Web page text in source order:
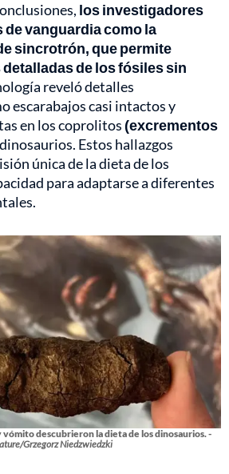
los investigadores
vanguardia como la
sincrotrón, que permite
de los fósiles sin
reveló detalles
escarabajos casi intactos y
en los coprolitos(excrementos
Estos hallazgos
única de la dieta de los
para adaptarse a diferentes
descubrieron la dieta de los dinosaurios. -
Grzegorz Niedzwiedzki